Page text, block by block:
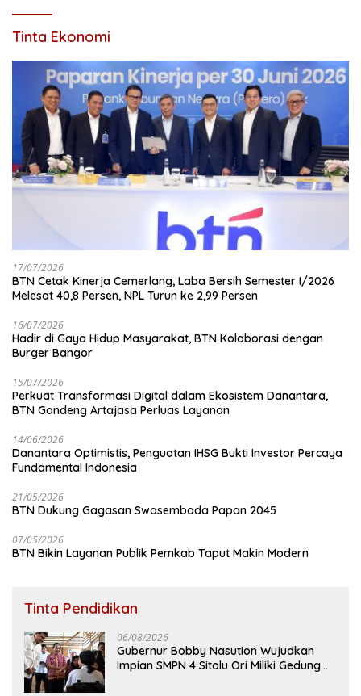
Tinta Ekonomi
17/07/2026
BTN Cetak Kinerja Cemerlang, Laba Bersih Semester I/2026
Melesat 40,8 Persen, NPL Turun ke 2,99 Persen
16/07/2026
Hadir di Gaya Hidup Masyarakat, BTN Kolaborasi dengan
Burger Bangor
15/07/2026
Perkuat Transformasi Digital dalam Ekosistem Danantara,
BTN Gandeng Artajasa Perluas Layanan
14/06/2026
Danantara Optimistis, Penguatan IHSG Bukti Investor Percaya
Fundamental Indonesia
21/05/2026
BTN Dukung Gagasan Swasembada Papan 2045
07/05/2026
BTN Bikin Layanan Publik Pemkab Taput Makin Modern
Tinta Pendidikan
06/08/2026
Gubernur Bobby Nasution Wujudkan
Impian SMPN 4 Sitolu Ori Miliki Gedung